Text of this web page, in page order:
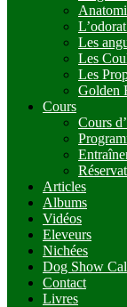
Les
Les
Les
Golden
Cours
Cours
Articles
Albums
Vidéos
Eleveurs
Nichées
Dog Show
Contact
Livres